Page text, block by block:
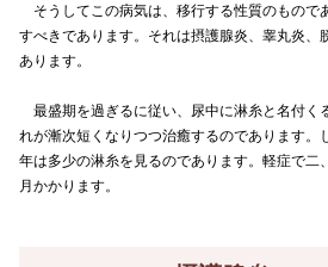
そうしてこの病気は、移行する性質のもので
すべきであります。それは摂護腺炎、睾丸炎、
あります。
最盛期を過ぎるに従い、尿中に淋糸と名付く
れが漸次短くなりつつ治癒するのであります。
年は多少の淋糸を見るのであります。軽症で
月かかります。